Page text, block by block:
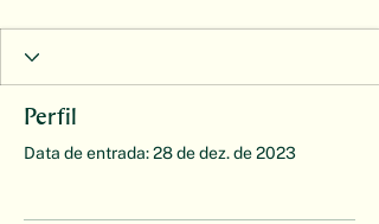
Perfil
Data de entrada: 28 de dez. de 2023